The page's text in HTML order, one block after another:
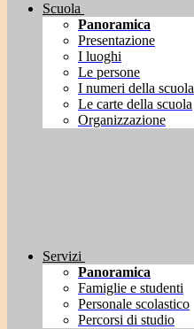
Scuola
Panoramica
Presentazione
I luoghi
Le persone
I numeri della scuola
Le carte della scuola
Organizzazione
Servizi
Panoramica
Famiglie e studenti
Personale scolastico
Percorsi di studio